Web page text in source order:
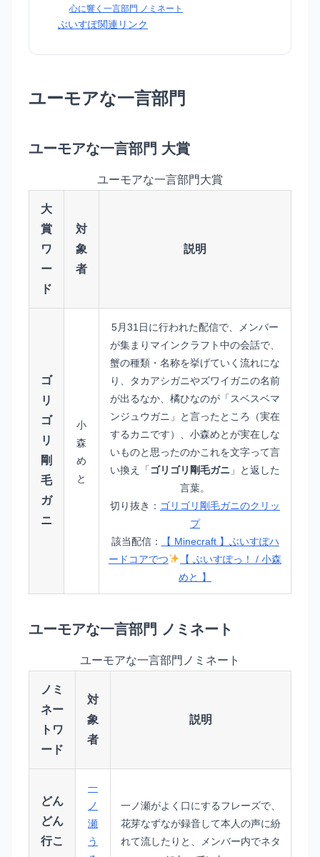
心に響く一言部門 ノミネート
ぶいすぽ関連リンク
ユーモアな一言部門
ユーモアな一言部門 大賞
ユーモアな一言部門大賞
大
賞
ワ
ー
ド
対
象
者
説明
ゴ
リ
ゴ
リ
剛
毛
ガ
ニ
小
森
め
と
5月31日に行われた配信で、メンバー
が集まりマインクラフト中の会話で、
蟹の種類・名称を挙げていく流れにな
り、タカアシガニやズワイガニの名前
が出るなか、橘ひなのが「スベスベマ
ンジュウガニ」と言ったところ（実在
するカニです）、小森めとが実在しな
いものと思ったのかこれを文字って言
い換え「 ゴリゴリ剛毛ガニ 」と返した
言葉。
切り抜き： ゴリゴリ剛毛ガニのクリッ
プ
該当配信：
【 Minecraft 】ぶいすぽハ
ードコアでつ
【 ぶいすぽっ！ / 小森
めと 】
ユーモアな一言部門 ノミネート
ユーモアな一言部門ノミネート
ノミ
ネー
トワ
ード
対
象
者
説明
どん
どん
行こ
一
ノ
瀬
う
一ノ瀬がよく口にするフレーズで、
花芽なずなが録音して本人の声に紛
れて流したりと、メンバー内でネタ